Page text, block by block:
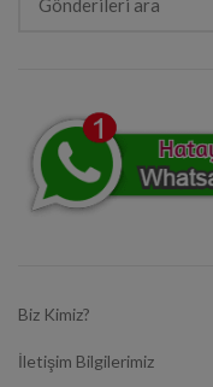
Biz Kimiz?
İletişim Bilgilerimiz